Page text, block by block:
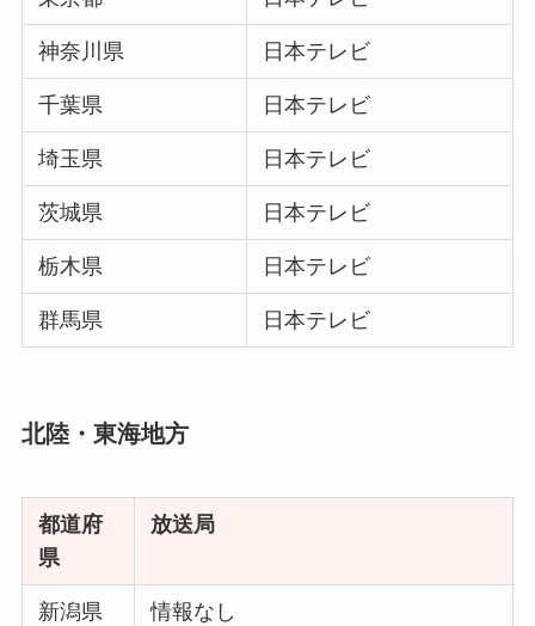
神奈川県 日本テレビ
千葉県 日本テレビ
埼玉県 日本テレビ
茨城県 日本テレビ
栃木県 日本テレビ
群馬県 日本テレビ
北陸・東海地方
都道府
県
放送局
新潟県 情報なし